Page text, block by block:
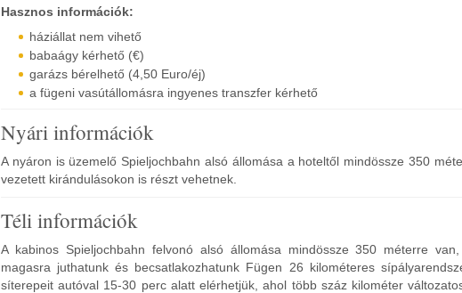
Hasznos információk:
háziállat nem vihető
babaágy kérhető (€)
garázs bérelhető (4,50 Euro/éj)
a fügeni vasútállomásra ingyenes transzfer kérhető
Nyári információk
A nyáron is üzemelő Spieljochbahn alsó állomása a hoteltől mindössze 350
vezetett kirándulásokon is részt vehetnek.
Téli információk
A kabinos Spieljochbahn felvonó alsó állomása mindössze 350 méterre
magasra juthatunk és becsatlakozhatunk Fügen 26 kilométeres
síterepeit autóval 15-30 perc alatt elérhetjük, ahol több száz kilométer